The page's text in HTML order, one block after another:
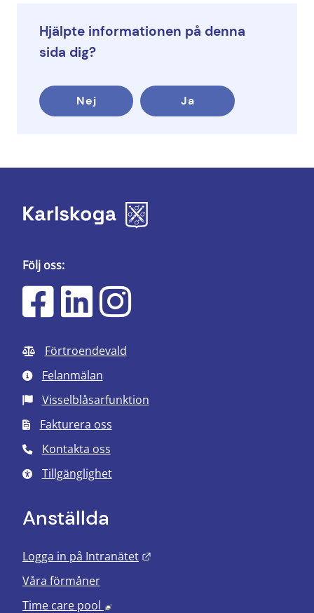
Hjälpte informationen på denna
sida dig?
Nej Ja
Följ oss:
Förtroendevald
Felanmälan
Visselblåsarfunktion
Fakturera oss
Kontakta oss
Tillgänglighet
Anställda
Logga in på Intranätet
Våra förmåner
Time care pool
Länk till annan webbplats, öppnas i